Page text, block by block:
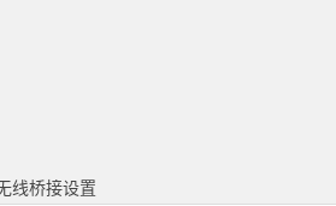
线桥接设置